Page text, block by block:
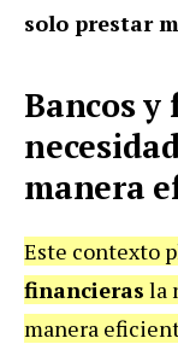
solo prestar
Bancos
manera
Este contexto
financieras la
manera